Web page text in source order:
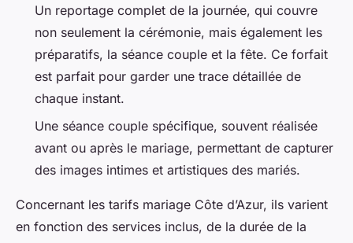
Un reportage complet de la journée, qui couvre
non seulement la cérémonie, mais également les
préparatifs, la séance couple et la fête. Ce forfait
est parfait pour garder une trace détaillée de
chaque instant.
Une séance couple spécifique, souvent réalisée
avant ou après le mariage, permettant de capturer
des images intimes et artistiques des mariés.
Concernant les tarifs mariage Côte d’Azur, ils varient
en fonction des services inclus, de la durée de la